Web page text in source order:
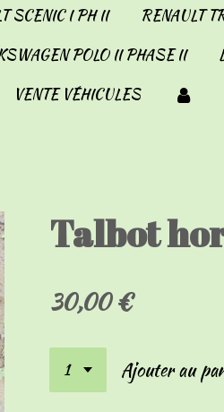
SCENIC I PH II RENAULT
POLO II PHASE II
VENTE VÉHICULES
Talbot
30,00 €
Ajouter au